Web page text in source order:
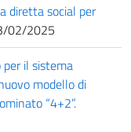
diretta social per
02/2025
il sistema
modello di
“4+2”.